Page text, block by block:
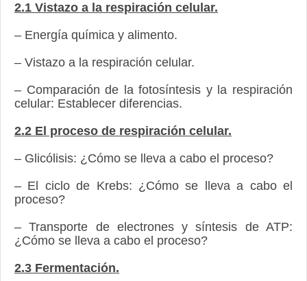
2.1 Vistazo a la respiración celular.
– Energía química y alimento.
– Vistazo a la respiración celular.
– Comparación de la fotosíntesis y la respiración
celular: Establecer diferencias.
2.2 El proceso de respiración celular.
– Glicólisis: ¿Cómo se lleva a cabo el proceso?
– El ciclo de Krebs: ¿Cómo se lleva a cabo el
proceso?
– Transporte de electrones y síntesis de ATP:
¿Cómo se lleva a cabo el proceso?
2.3 Fermentación.